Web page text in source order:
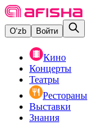
O‘zb Войти
Кино
Концерты
Театры
Рестораны
Выставки
Знания